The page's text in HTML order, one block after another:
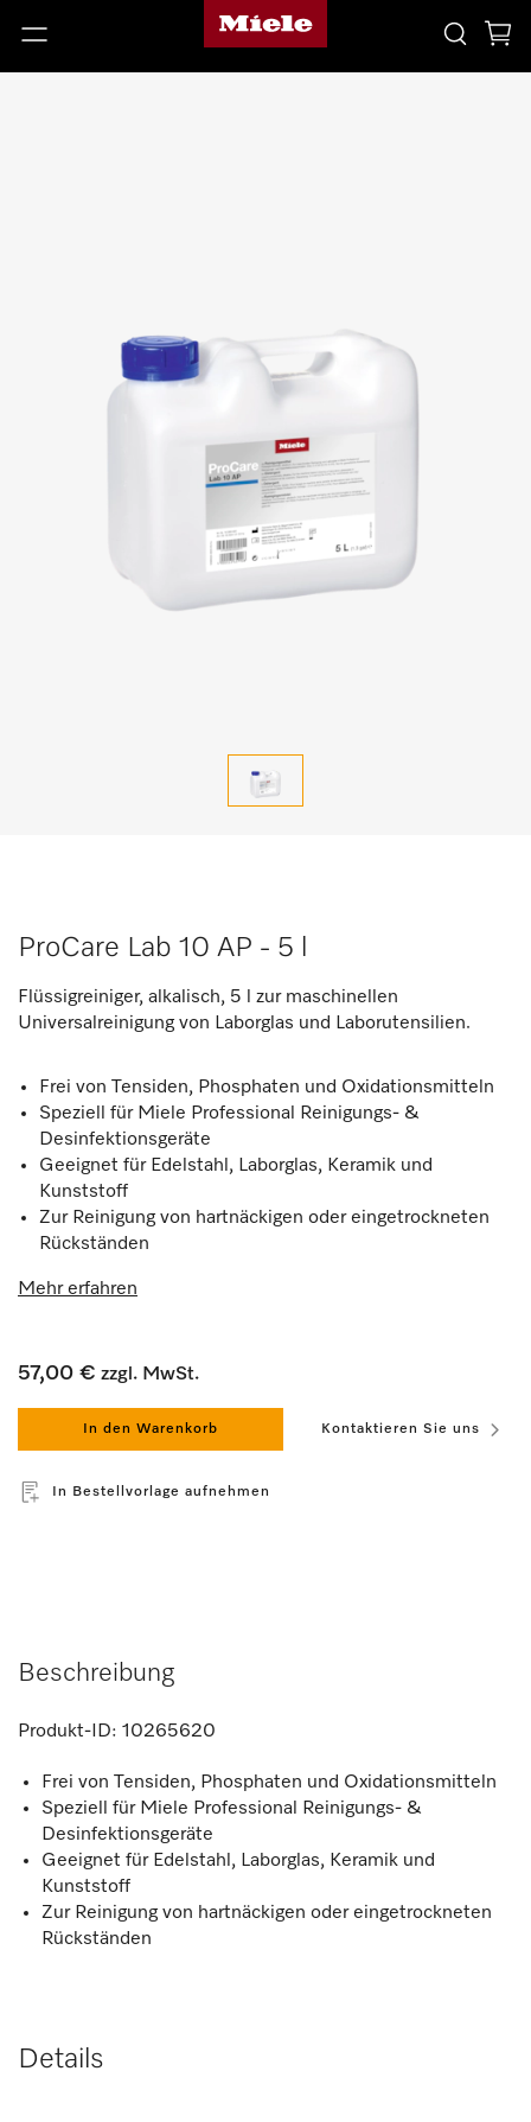
ProCare Lab 10 AP - 5 l
Flüssigreiniger, alkalisch, 5 l zur maschinellen
Universalreinigung von Laborglas und Laborutensilien.
Frei von Tensiden, Phosphaten und Oxidationsmitteln
Speziell für Miele Professional Reinigungs- &
Desinfektionsgeräte
Geeignet für Edelstahl, Laborglas, Keramik und
Kunststoff
Zur Reinigung von hartnäckigen oder eingetrockneten
Rückständen
Mehr erfahren
57,00 € zzgl. MwSt.
In den Warenkorb Kontaktieren Sie uns
In Bestellvorlage aufnehmen
Beschreibung
Produkt-ID: 10265620
Frei von Tensiden, Phosphaten und Oxidationsmitteln
Speziell für Miele Professional Reinigungs- &
Desinfektionsgeräte
Geeignet für Edelstahl, Laborglas, Keramik und
Kunststoff
Zur Reinigung von hartnäckigen oder eingetrockneten
Rückständen
Details